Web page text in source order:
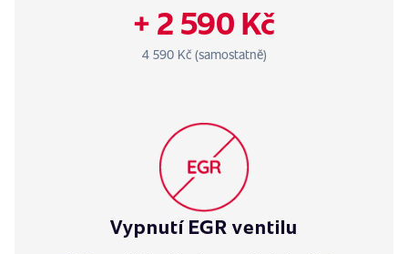
+ 2 590 Kč
4 590 Kč (samostatně)
Vypnutí EGR ventilu